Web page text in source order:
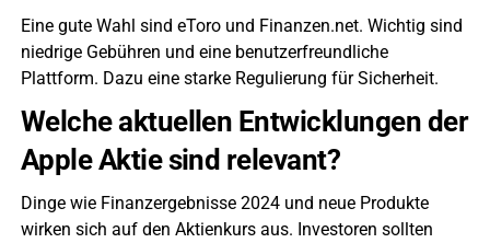
Eine gute Wahl sind eToro und Finanzen.net. Wichtig sind
niedrige Gebühren und eine benutzerfreundliche
Plattform. Dazu eine starke Regulierung für Sicherheit.
Welche aktuellen Entwicklungen der
Apple Aktie sind relevant?
Dinge wie Finanzergebnisse 2024 und neue Produkte
wirken sich auf den Aktienkurs aus. Investoren sollten